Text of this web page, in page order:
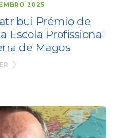
2025
Prémio de
Escola Profissional
de Magos